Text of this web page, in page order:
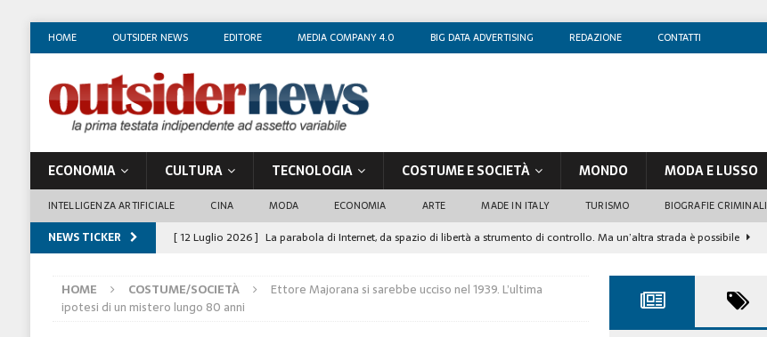
HOME OUTSIDER NEWS EDITORE MEDIA COMPANY 4.0 BIG DATA ADVERTISING REDAZIONE CONTATTI
ECONOMIA CULTURA TECNOLOGIA COSTUME E SOCIETÀ MONDO MODA E LUSSO
INTELLIGENZA ARTIFICIALE CINA MODA ECONOMIA ARTE MADE IN ITALY TURISMO BIOGRAFIE CRIMINALI
NEWS TICKER [ 12 Luglio 2026 ] La parabola di Internet, da spazio di libertà a strumento di controllo. Ma un’altra strada è possibile
[ 4 Luglio 2026 ]
I mille volti di Gian Maria Volontè, un attore al di sopra di ogni sospetto
CINEMA
HOME COSTUME/SOCIETÀ
Ettore Majorana si sarebbe ucciso nel 1939. L’ultima
ipotesi di un mistero lungo 80 anni